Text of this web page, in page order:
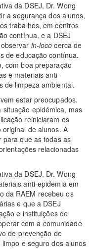
da DSEJ, Dr. Wong
a segurança dos alunos,
trabalhos, em centros
contínua, e a DSEJ
in-loco cerca de
de educação contínua.
com boa preparação
e materiais anti-
de limpeza ambiental.
estar preocupados.
epidémica, mas
reiniciaram os
de alunos. A
para que as todas as
relacionadas
da DSEJ, Dr. Wong
anti-epidemia em
da RAEM recebeu os
e que a DSEJ
e instituições de
com a comunidade
de prevenção de
e seguro dos alunos